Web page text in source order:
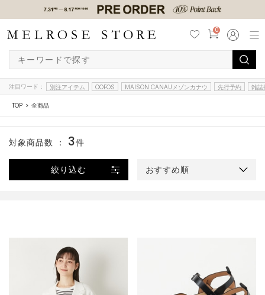
0
注目ワード： 別注アイテム OOFOS MAISON CANAUメゾンカナウ 先行予約 雑誌
TOP 全商品
絞り込む おすすめ順
対象商品数 ： 3件